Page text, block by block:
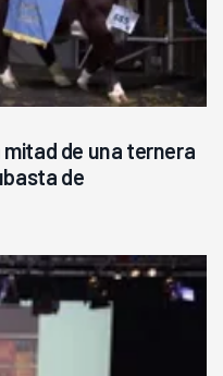
de una ternera
de